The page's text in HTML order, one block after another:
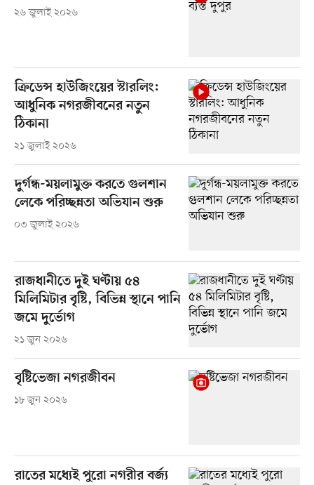
২৬ জুলাই ২০২৬
ক্রিডেন্স হাউজিংয়ের স্টারলিং:
আধুনিক নগরজীবনের নতুন
ঠিকানা
২১ জুলাই ২০২৬
দুর্গন্ধ-ময়লামুক্ত করতে গুলশান
লেকে পরিচ্ছন্নতা অভিযান শুরু
০৩ জুলাই ২০২৬
রাজধানীতে দুই ঘণ্টায় ৫৪
মিলিমিটার বৃষ্টি, বিভিন্ন স্থানে পানি
জমে দুর্ভোগ
২১ জুন ২০২৬
বৃষ্টিভেজা নগরজীবন
১৮ জুন ২০২৬
রাতের মধ্যেই পুরো নগরীর বর্জ্য